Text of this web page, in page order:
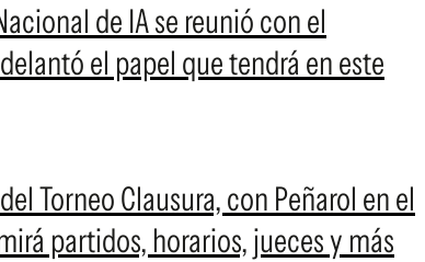
de IA se reunió con el
el papel que tendrá en este
Torneo Clausura, con Peñarol en el
partidos, horarios, jueces y más